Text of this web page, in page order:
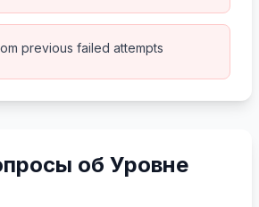
previous failed attempts
об Уровне